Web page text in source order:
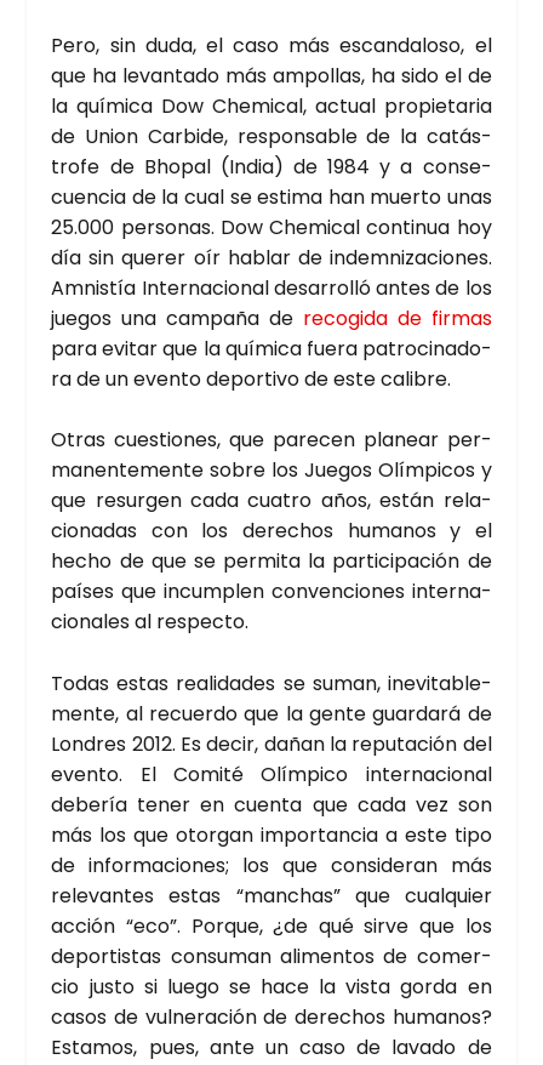
Pero, sin duda, el caso más escan­da­lo­so, el
que ha levan­ta­do más ampo­llas, ha sido el de
la quí­mi­ca Dow Che­mi­cal, actual pro­pie­ta­ria
de Union Car­bi­de, res­pon­sa­ble de la catás­
tro­fe de Bho­pal (India) de 1984 y a con­se­
cuen­cia de la cual se esti­ma han muer­to unas
25.000 per­so­nas. Dow Che­mi­cal con­ti­nua hoy
día sin que­rer oír hablar de indem­ni­za­cio­nes.
Amnis­tía Inter­na­cio­nal desa­rro­lló antes de los
jue­gos una cam­pa­ña de reco­gi­da de fir­mas
para evi­tar que la quí­mi­ca fue­ra patro­ci­na­do­
ra de un even­to depor­ti­vo de este cali­bre.
Otras cues­tio­nes, que pare­cen pla­near per­
ma­nen­te­men­te sobre los Jue­gos Olím­pi­cos y
que resur­gen cada cua­tro años, están rela­
cio­na­das con los dere­chos huma­nos y el
hecho de que se per­mi­ta la par­ti­ci­pa­ción de
paí­ses que incum­plen con­ven­cio­nes inter­na­
cio­na­les al res­pec­to.
Todas estas reali­da­des se suman, inevi­ta­ble­
men­te, al recuer­do que la gen­te guar­da­rá de
Lon­dres 2012. Es decir, dañan la repu­tación del
even­to. El Comi­té Olím­pi­co inter­na­cio­nal
debe­ría tener en cuen­ta que cada vez son
más los que otor­gan impor­tan­cia a este tipo
de infor­ma­cio­nes; los que con­si­de­ran más
rele­van­tes estas “man­chas” que cual­quier
acción “eco”. Por­que, ¿de qué sir­ve que los
depor­tis­tas con­su­man ali­men­tos de comer­
cio jus­to si lue­go se hace la vis­ta gor­da en
casos de vul­ne­ra­ción de dere­chos huma­nos?
Esta­mos, pues, ante un caso de lava­do de